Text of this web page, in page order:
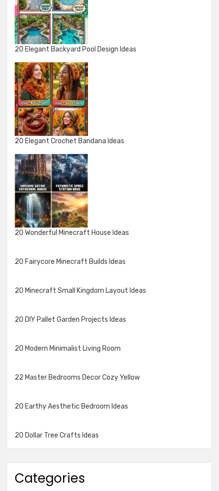
20 Elegant Backyard Pool Design Ideas
20 Elegant Crochet Bandana Ideas
20 Wonderful Minecraft House Ideas
20 Fairycore Minecraft Builds Ideas
20 Minecraft Small Kingdom Layout Ideas
20 DIY Pallet Garden Projects Ideas
20 Modern Minimalist Living Room
22 Master Bedrooms Decor Cozy Yellow
20 Earthy Aesthetic Bedroom Ideas
20 Dollar Tree Crafts Ideas
Categories